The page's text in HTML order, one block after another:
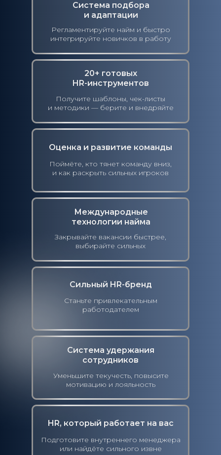
Система подбора
и адаптации
Регламентируйте найм и быстро
интегрируйте новичков в работу
20+ готовых
HR-инструментов
Получите шаблоны, чек-листы
и методики — берите и внедряйте
Оценка и развитие команды
Поймёте, кто тянет команду вниз,
и как раскрыть сильных игроков
Международные
технологии найма
Закрывайте вакансии быстрее,
выбирайте сильных
Сильный HR-бренд
Станьте привлекательным
работодателем
Система удержания
сотрудников
Уменьшите текучесть, повысите
мотивацию и лояльность
HR, который работает на вас
Подготовите внутреннего менеджера
или найдёте сильного извне